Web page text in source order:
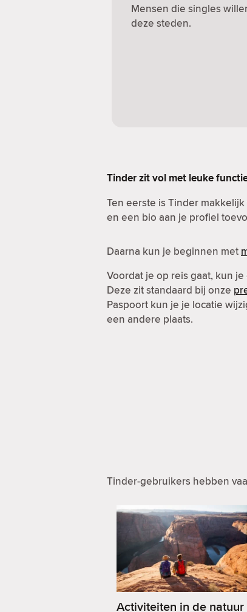
Mensen die singles
deze steden.
Tinder zit vol met leuke
Ten eerste is Tinder
en een bio aan je profiel
Daarna kun je beginnen met
Voordat je op reis gaat, kun je
Deze zit standaard bij onze
Paspoort kun je je locatie
een andere plaats.
Tinder-gebruikers hebben
Activiteiten in de natuur